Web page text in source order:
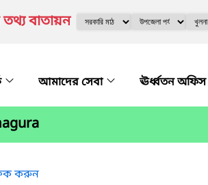
বাতায়ন
আমাদের সেবা ঊর্ধ্বতন অফিস
করুন